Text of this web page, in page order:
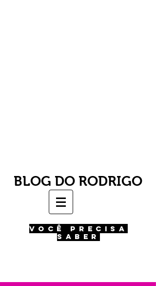
BLOG DO RODRIGO
VOCÊ PRECISA
SABER